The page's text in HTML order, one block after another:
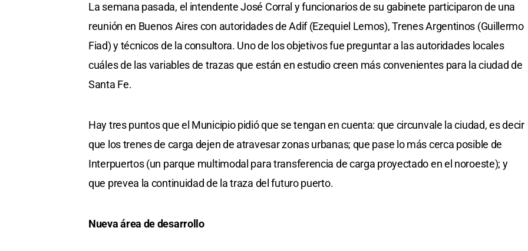
La semana pasada, el intendente José Corral y funcionarios de su gabinete participaron de una
reunión en Buenos Aires con autoridades de Adif (Ezequiel Lemos), Trenes Argentinos (Guillermo
Fiad) y técnicos de la consultora. Uno de los objetivos fue preguntar a las autoridades locales
cuáles de las variables de trazas que están en estudio creen más convenientes para la ciudad de
Santa Fe.
Hay tres puntos que el Municipio pidió que se tengan en cuenta: que circunvale la ciudad, es decir
que los trenes de carga dejen de atravesar zonas urbanas; que pase lo más cerca posible de
Interpuertos (un parque multimodal para transferencia de carga proyectado en el noroeste); y
que prevea la continuidad de la traza del futuro puerto.
Nueva área de desarrollo